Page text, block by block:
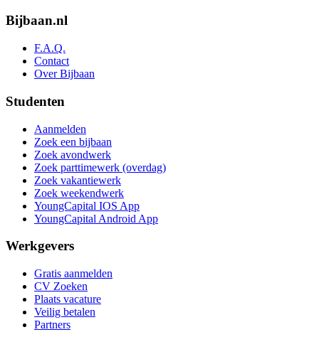
Bijbaan.nl
F.A.Q.
Contact
Over Bijbaan
Studenten
Aanmelden
Zoek een bijbaan
Zoek avondwerk
Zoek parttimewerk (overdag)
Zoek vakantiewerk
Zoek weekendwerk
YoungCapital IOS App
YoungCapital Android App
Werkgevers
Gratis aanmelden
CV Zoeken
Plaats vacature
Veilig betalen
Partners